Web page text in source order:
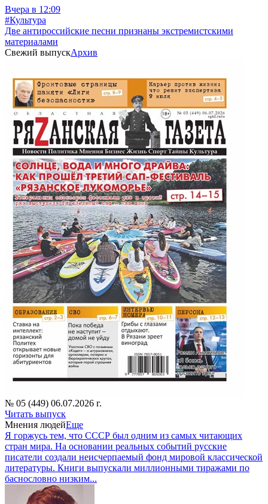
Вчера в 12:09
#Культура
Две антироссийские песни признаны экстремистскими
материалами
Свежий выпускАрхив
№ 05 (449) 06.07.2026 г.
Читать выпуск
Мнения людейЕще
Я горжусь тем, что СССР был одним из самых читающих
стран мира. На основании реальных событий русские
писатели создали неисчерпаемый фонд мировой классической
литературы. Книги выпускали миллионными тиражами по
баснословно низким...